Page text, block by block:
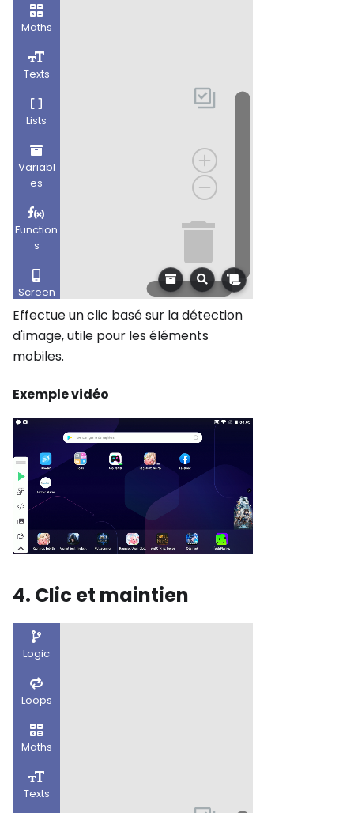
Effectue un clic basé sur la détection
d'image, utile pour les éléments
mobiles.
Exemple vidéo
4. Clic et maintien